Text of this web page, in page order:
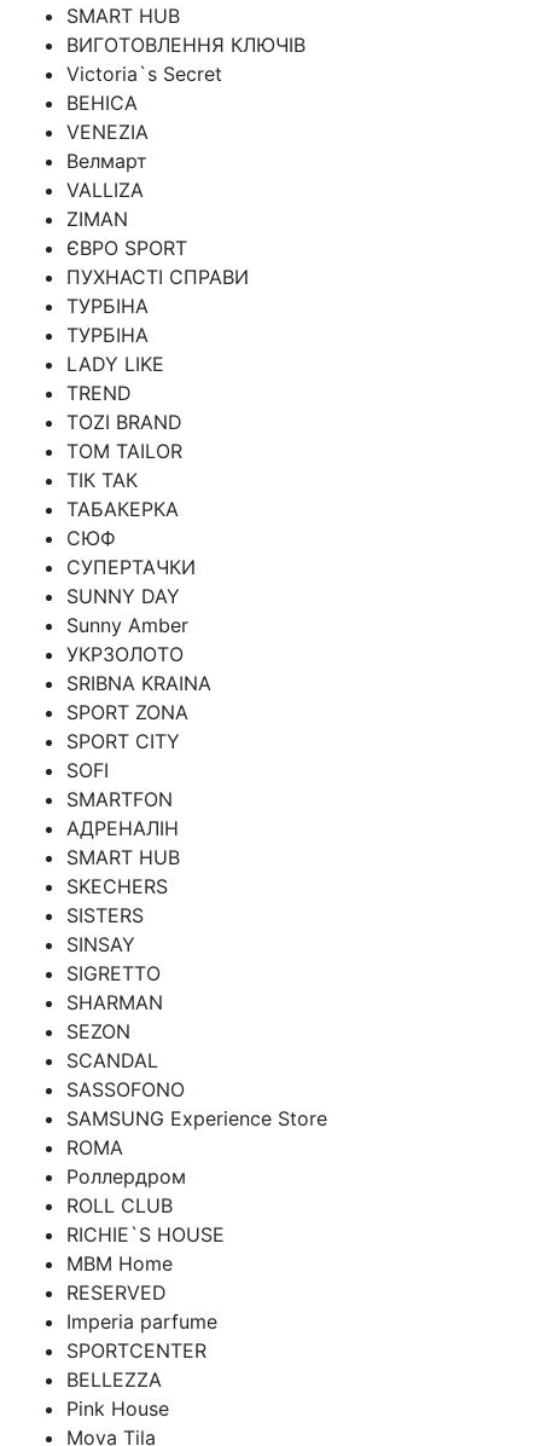
SMART HUB
ВИГОТОВЛЕННЯ КЛЮЧІВ
Victoria`s Secret
ВЕНІСА
VENEZIA
Велмарт
VALLIZA
ZIMAN
ЄВРО SPORT
ПУХНАСТІ СПРАВИ
ТУРБІНА
ТУРБІНА
LADY LIKE
TREND
TOZI BRAND
TOM TAILOR
ТІК ТАК
ТАБАКЕРКА
СЮФ
СУПЕРТАЧКИ
SUNNY DAY
Sunny Amber
УКРЗОЛОТО
SRIBNA KRAINA
SPORT ZONA
SPORT CITY
SOFI
SMARTFON
АДРЕНАЛІН
SMART HUB
SKECHERS
SISTERS
SINSAY
SIGRETTO
SHARMAN
SEZON
SCANDAL
SASSOFONO
SAMSUNG Experience Store
ROMA
Роллердром
ROLL CLUB
RICHIE`S HOUSE
MBM Home
RESERVED
Imperia parfume
SPORTCENTER
BELLEZZA
Pink House
Mova Tila